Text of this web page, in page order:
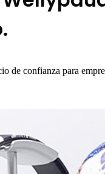
de confianza para